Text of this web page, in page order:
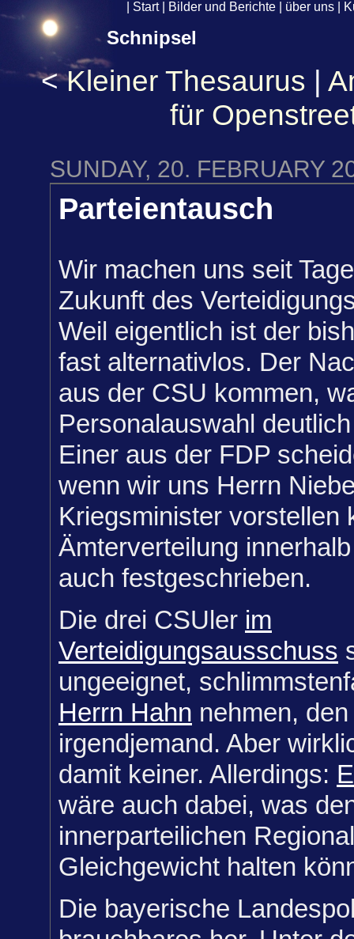
Start| Bilder und Berichte über uns
Schnipsel
< Kleiner Thesaurus |
für
SUNDAY, 20. FEBRUARY
Parteientausch
Wir machen uns seit
Zukunft des
Weil eigentlich ist der
fast alternativlos. Der
aus der CSU kommen,
Personalauswahl
Einer aus der FDP
wenn wir uns Herrn
Kriegsminister vorstellen
Ämterverteilung
auch festgeschrieben.
Die drei CSUler im
Verteidigungsausschuss
ungeeignet,
Herrn Hahn nehmen,
irgendjemand. Aber
damit keiner. Allerdings:
wäre auch dabei, was
innerparteilichen
Gleichgewicht halten
Die bayerische